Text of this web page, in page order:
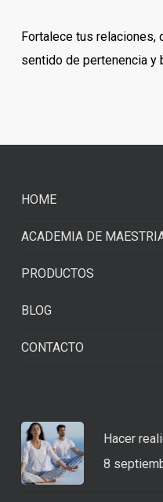
Fortalece tus relaciones,
sentido de pertenencia y
HOME
ACADEMIA DE
PRODUCTOS
BLOG
CONTACTO
Hacer
8